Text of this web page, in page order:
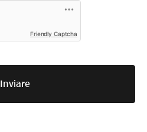
Friendly Captcha
Inviare